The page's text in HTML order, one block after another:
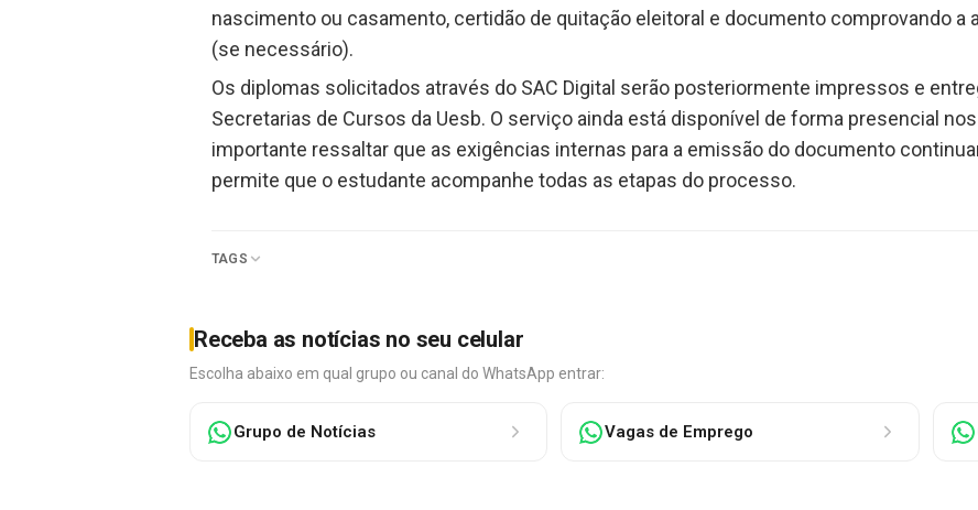
nascimento ou casamento, certidão de quitação eleitoral e documento comprovando a
(se necessário).
Os diplomas solicitados através do SAC Digital serão posteriormente impressos e
Secretarias de Cursos da Uesb. O serviço ainda está disponível de forma presencial
importante ressaltar que as exigências internas para a emissão do documento
permite que o estudante acompanhe todas as etapas do processo.
TAGS
Receba as notícias no seu celular
Escolha abaixo em qual grupo ou canal do WhatsApp entrar:
Grupo de Notícias Vagas de Emprego